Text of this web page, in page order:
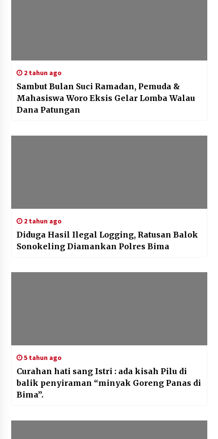
2 tahun ago
Sambut Bulan Suci Ramadan, Pemuda &
Mahasiswa Woro Eksis Gelar Lomba Walau
Dana Patungan
2 tahun ago
Diduga Hasil Ilegal Logging, Ratusan Balok
Sonokeling Diamankan Polres Bima
5 tahun ago
Curahan hati sang Istri : ada kisah Pilu di
balik penyiraman “minyak Goreng Panas di
Bima”.